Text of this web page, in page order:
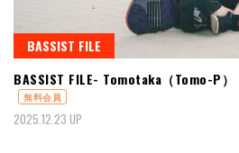
BASSIST FILE
BASSIST FILE- Tomotaka（Tomo-P
無料会員
2025.12.23 UP